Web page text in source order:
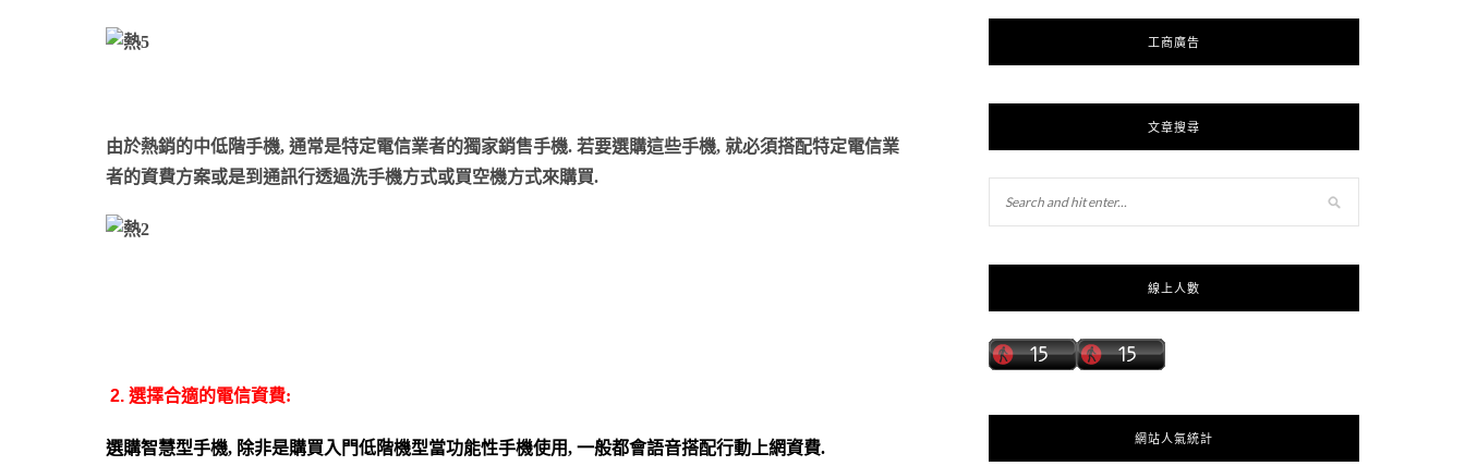
由於熱銷的中低階手機, 通常是特定電信業者的獨家銷售手機. 若要選購這些手機, 就必須搭配特定電信業
者的資費方案或是到通訊行透過洗手機方式或買空機方式來購買.
2. 選擇合適的電信資費:
選購智慧型手機, 除非是購買入門低階機型當功能性手機使用, 一般都會語音搭配行動上網資費.
工商廣告
文章搜尋
線上人數
網站人氣統計